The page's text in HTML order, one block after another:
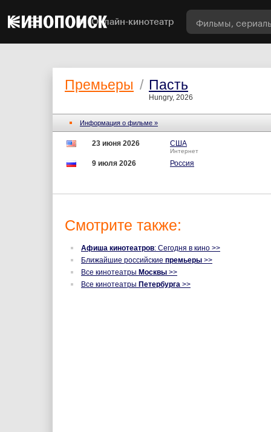
Онлайн-кинотеатр
Премьеры / Пасть
Hungry, 2026
Информация о фильме »
23 июня 2026 США
Интернет
9 июля 2026 Россия
Смотрите также:
Афиша кинотеатров: Сегодня в кино >>
Ближайшие российские премьеры >>
Все кинотеатры Москвы >>
Все кинотеатры Петербурга >>